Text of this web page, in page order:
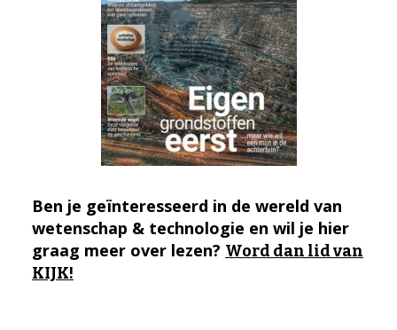
Ben je geïnteresseerd in de wereld van
wetenschap & technologie en wil je hier
graag meer over lezen? Word dan lid van
KIJK!